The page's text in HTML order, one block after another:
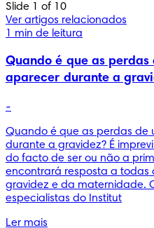
Slide 1 of 10
Ver artigos relacionados
1 min de leitura
Quando é que as
aparecer durante a
-
Quando é que as perdas
durante a gravidez? É
do facto de ser ou não a
encontrará resposta a todas
gravidez e da maternidade.
especialistas do Institut
Ler mais